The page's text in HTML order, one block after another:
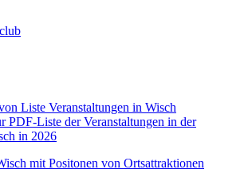
PDF-Liste der Veranstaltungen in der
in 2026